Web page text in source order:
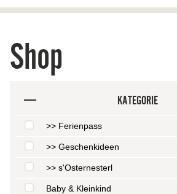
Shop
KATEGORIE
>> Ferienpass
>> Geschenkideen
>> s'Osternesterl
Baby & Kleinkind